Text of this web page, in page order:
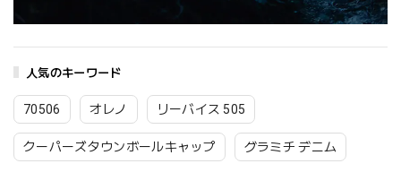
人気のキーワード
70506 オレノ リーバイス 505
クーパーズタウンボールキャップ グラミチ デニム